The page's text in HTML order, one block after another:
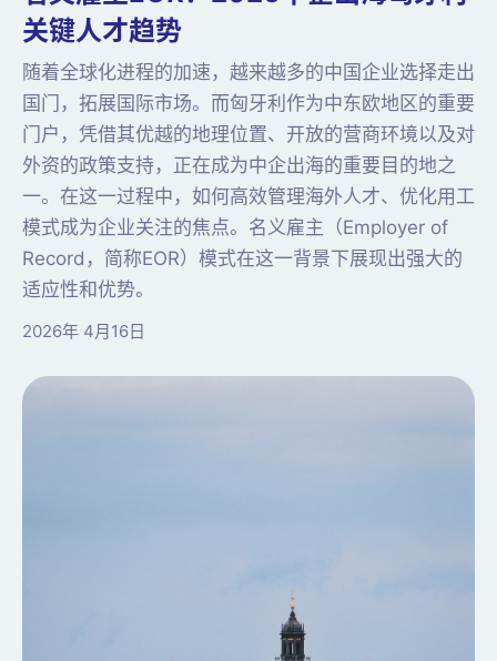
关键人才趋势
随着全球化进程的加速，越来越多的中国企业选择走出
国门，拓展国际市场。而匈牙利作为中东欧地区的重要
门户，凭借其优越的地理位置、开放的营商环境以及对
外资的政策支持，正在成为中企出海的重要目的地之
一。在这一过程中，如何高效管理海外人才、优化用工
模式成为企业关注的焦点。名义雇主（Employer of
Record，简称EOR）模式在这一背景下展现出强大的
适应性和优势。
2026年 4月16日